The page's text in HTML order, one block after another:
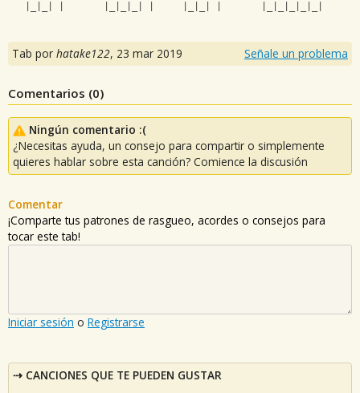
Tab por hatake122, 23 mar 2019 Señale un problema
Comentarios (0)
Ningún comentario :(
¿Necesitas ayuda, un consejo para compartir o simplemente
quieres hablar sobre esta canción? Comience la discusión
Comentar
¡Comparte tus patrones de rasgueo, acordes o consejos para
tocar este tab!
Iniciar sesión o Registrarse
CANCIONES QUE TE PUEDEN GUSTAR